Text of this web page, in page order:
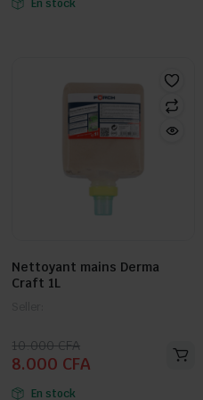
En stock
Nettoyant mains Derma
Craft 1L
10.000CFA
Le
prix
initial
8.000 CFA
Le
prix
actuel
En stock